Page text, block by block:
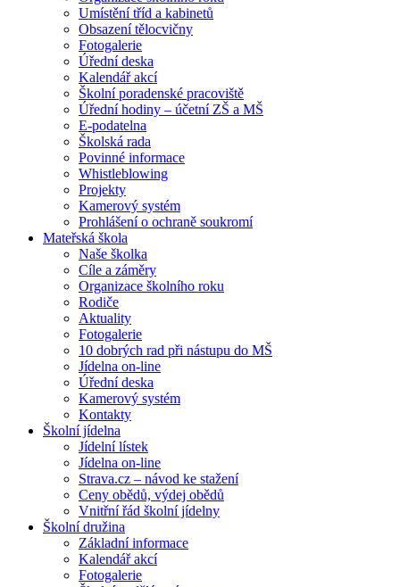
Umístění tříd a kabinetů
Obsazení tělocvičny
Fotogalerie
Úřední deska
Kalendář akcí
Školní poradenské pracoviště
Úřední hodiny – účetní ZŠ a MŠ
E-podatelna
Školská rada
Povinné informace
Whistleblowing
Projekty
Kamerový systém
Prohlášení o ochraně soukromí
Mateřská škola
Naše školka
Cíle a záměry
Organizace školního roku
Rodiče
Aktuality
Fotogalerie
10 dobrých rad při nástupu do MŠ
Jídelna on-line
Úřední deska
Kamerový systém
Kontakty
Školní jídelna
Jídelní lístek
Jídelna on-line
Strava.cz – návod ke stažení
Ceny obědů, výdej obědů
Vnitřní řád školní jídelny
Školní družina
Základní informace
Kalendář akcí
Fotogalerie